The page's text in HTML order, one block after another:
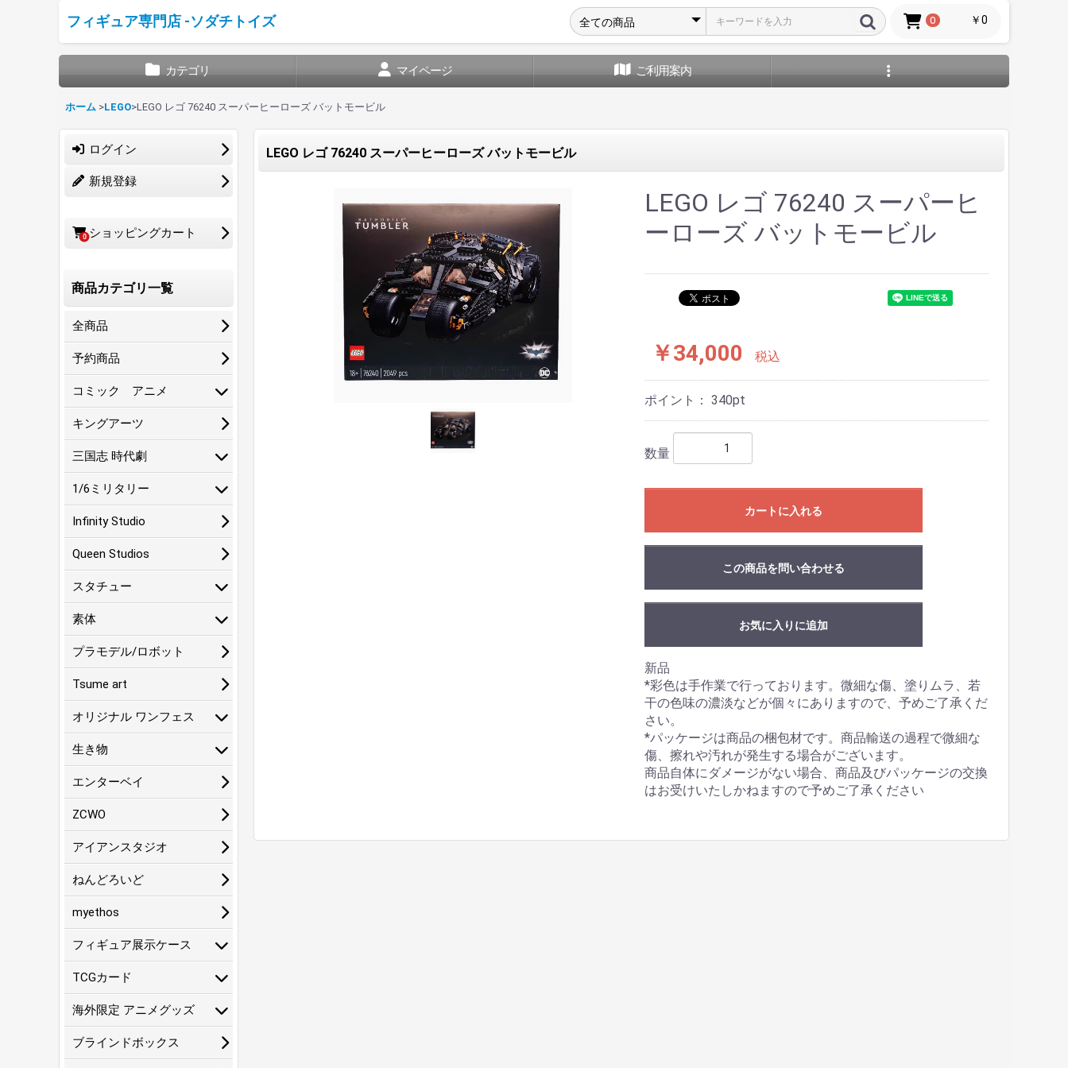
フィギュア専門店 -ソダチトイズ 0 ￥0
カテゴリ マイページ ご利用案内
ホーム >LEGO>LEGO レゴ 76240 スーパーヒーローズ バットモービル
ログイン
新規登録
0 ショッピングカート
商品カテゴリ一覧
全商品
予約商品
コミック アニメ
キングアーツ
三国志 時代劇
1/6ミリタリー
Infinity Studio
Queen Studios
スタチュー
素体
プラモデル/ロボット
Tsume art
オリジナル ワンフェス
生き物
エンターベイ
ZCWO
アイアンスタジオ
ねんどろいど
myethos
フィギュア展示ケース
TCGカード
海外限定 アニメグッズ
ブラインドボックス
LEGO レゴ 76240 スーパーヒーローズ バットモービル
LEGO レゴ 76240 スーパーヒ
ーローズ バットモービル
￥34,000 税込
ポイント： 340pt
数量
カートに入れる
この商品を問い合わせる
お気に入りに追加
新品
*彩色は手作業で行っております。微細な傷、塗りムラ、若
干の色味の濃淡などが個々にありますので、予めご了承くだ
さい。
*パッケージは商品の梱包材です。商品輸送の過程で微細な
傷、擦れや汚れが発生する場合がございます。
商品自体にダメージがない場合、商品及びパッケージの交換
はお受けいたしかねますので予めご了承ください